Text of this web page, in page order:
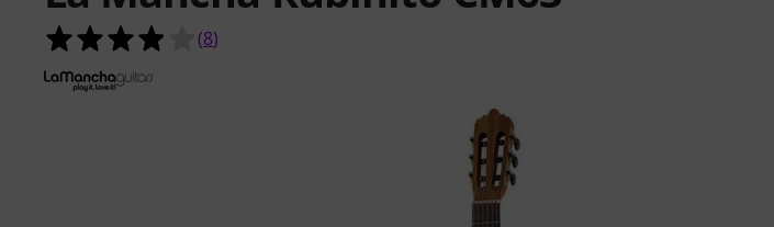
3.9 av 5 stjärnor från 8 kundbetyg
(8)